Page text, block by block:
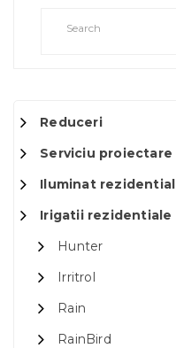
Reduceri
Serviciu proiectare
Iluminat rezidential
Irigatii rezidentiale
Hunter
Irritrol
Rain
RainBird